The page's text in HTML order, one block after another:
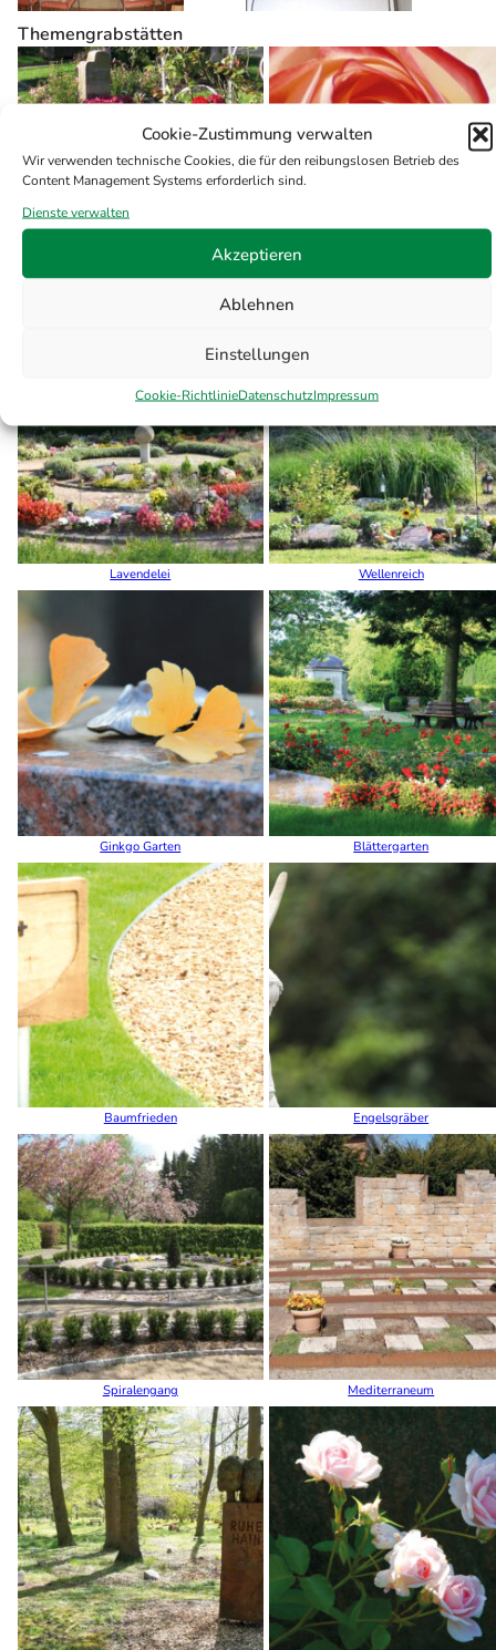
Cookie-Zustimmung verwalten
Wir verwenden technische Cookies, die für den reibungslosen Betrieb des
Content Management Systems erforderlich sind.
Dienste verwalten
Akzeptieren
Ablehnen
Einstellungen
Cookie-RichtlinieDatenschutzImpressum
Themengrabstätten
Lavendelei Wellenreich
Ginkgo Garten Blättergarten
Baumfrieden Engelsgräber
Spiralengang Mediterraneum